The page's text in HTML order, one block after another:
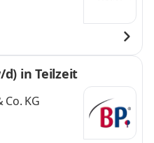
in Teilzeit
KG